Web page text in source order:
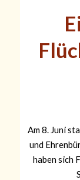
Am 8. Juni
und
haben sich